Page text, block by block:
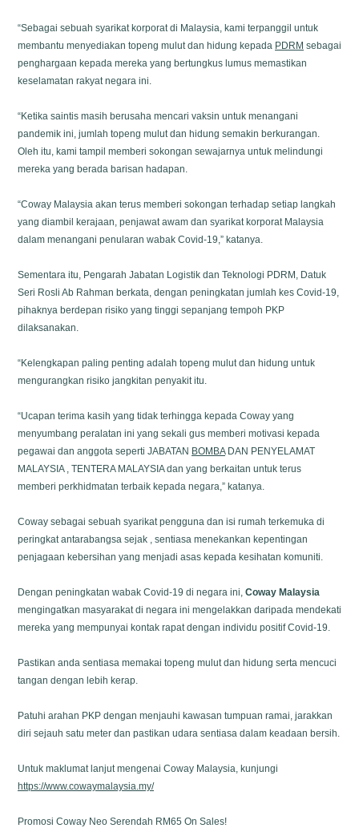
“Sebagai sebuah syarikat korporat di Malaysia, kami terpanggil untuk
membantu menyediakan topeng mulut dan hidung kepada PDRM sebagai
penghargaan kepada mereka yang bertungkus lumus memastikan
keselamatan rakyat negara ini.
“Ketika saintis masih berusaha mencari vaksin untuk menangani
pandemik ini, jumlah topeng mulut dan hidung semakin berkurangan.
Oleh itu, kami tampil memberi sokongan sewajarnya untuk melindungi
mereka yang berada barisan hadapan.
“Coway Malaysia akan terus memberi sokongan terhadap setiap langkah
yang diambil kerajaan, penjawat awam dan syarikat korporat Malaysia
dalam menangani penularan wabak Covid-19,” katanya.
Sementara itu, Pengarah Jabatan Logistik dan Teknologi PDRM, Datuk
Seri Rosli Ab Rahman berkata, dengan peningkatan jumlah kes Covid-19,
pihaknya berdepan risiko yang tinggi sepanjang tempoh PKP
dilaksanakan.
“Kelengkapan paling penting adalah topeng mulut dan hidung untuk
mengurangkan risiko jangkitan penyakit itu.
“Ucapan terima kasih yang tidak terhingga kepada Coway yang
menyumbang peralatan ini yang sekali gus memberi motivasi kepada
pegawai dan anggota seperti JABATAN BOMBADAN PENYELAMAT
MALAYSIA , TENTERA MALAYSIA dan yang berkaitan untuk terus
memberi perkhidmatan terbaik kepada negara,” katanya.
Coway sebagai sebuah syarikat pengguna dan isi rumah terkemuka di
peringkat antarabangsa sejak , sentiasa menekankan kepentingan
penjagaan kebersihan yang menjadi asas kepada kesihatan komuniti.
Dengan peningkatan wabak Covid-19 di negara ini, Coway Malaysia
mengingatkan masyarakat di negara ini mengelakkan daripada mendekati
mereka yang mempunyai kontak rapat dengan individu positif Covid-19.
Pastikan anda sentiasa memakai topeng mulut dan hidung serta mencuci
tangan dengan lebih kerap.
Patuhi arahan PKP dengan menjauhi kawasan tumpuan ramai, jarakkan
diri sejauh satu meter dan pastikan udara sentiasa dalam keadaan bersih.
Untuk maklumat lanjut mengenai Coway Malaysia, kunjungi
https://www.cowaymalaysia.my/
Promosi Coway Neo Serendah RM65 On Sales!